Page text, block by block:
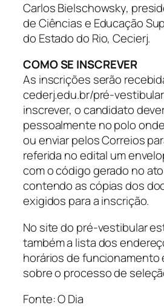
Carlos Bielschowsky,
de Ciências e Educação
do Estado do Rio, Cecierj.
COMO SE INSCREVER
As inscrições serão
cederj.edu.br/pré-
inscrever, o candidato
pessoalmente no polo
ou enviar pelos Correios
referida no edital um
com o código gerado no
contendo as cópias dos
exigidos para a inscrição.
No site do pré-vestibular
também a lista dos
horários de funcionamento
sobre o processo de
Fonte: O Dia